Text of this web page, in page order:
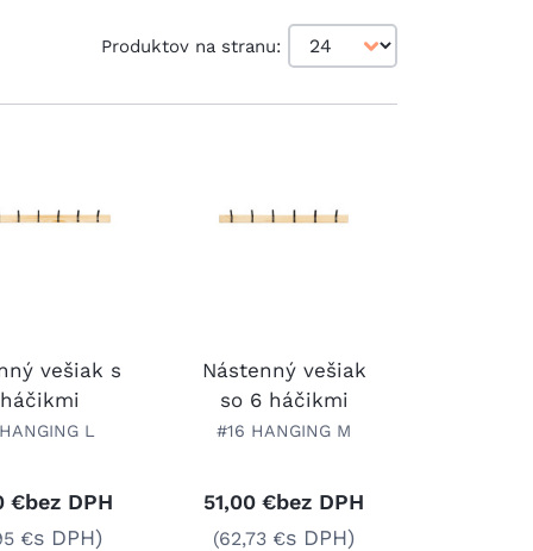
Produktov na stranu:
vešiak s
L
€bez DPH
€s DPH)
Nástenný vešiak
so 6 háčikmi
#16 HANGING M
51,00 €bez DPH
(62,73 €s DPH)